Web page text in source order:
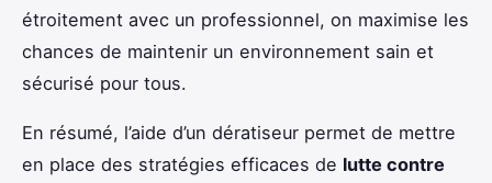
étroitement avec un professionnel, on maximise les
chances de maintenir un environnement sain et
sécurisé pour tous.
En résumé, l’aide d’un dératiseur permet de mettre
en place des stratégies efficaces de lutte contre